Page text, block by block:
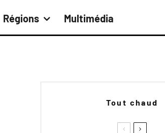
Régions Multimédia
Tout chaud